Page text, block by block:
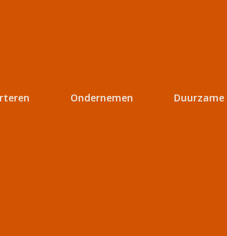
Ondernemen Duurzame